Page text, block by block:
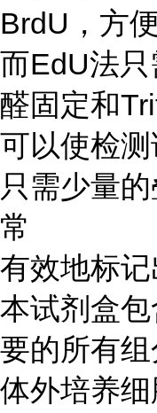
BrdU，方
而EdU法只
醛固定和
可以使检测
只需少量
常
有效地标记
本试剂盒
要的所有
体外培养细